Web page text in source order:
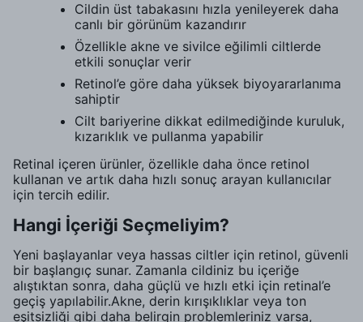
Cildin üst tabakasını hızla yenileyerek daha
canlı bir görünüm kazandırır
Özellikle akne ve sivilce eğilimli ciltlerde
etkili sonuçlar verir
Retinol’e göre daha yüksek biyoyararlanıma
sahiptir
Cilt bariyerine dikkat edilmediğinde kuruluk,
kızarıklık ve pullanma yapabilir
Retinal içeren ürünler, özellikle daha önce retinol
kullanan ve artık daha hızlı sonuç arayan kullanıcılar
için tercih edilir.
Hangi İçeriği Seçmeliyim?
Yeni başlayanlar veya hassas ciltler için retinol, güvenli
bir başlangıç sunar. Zamanla cildiniz bu içeriğe
alıştıktan sonra, daha güçlü ve hızlı etki için retinal’e
geçiş yapılabilir.Akne, derin kırışıklıklar veya ton
eşitsizliği gibi daha belirgin problemleriniz varsa,